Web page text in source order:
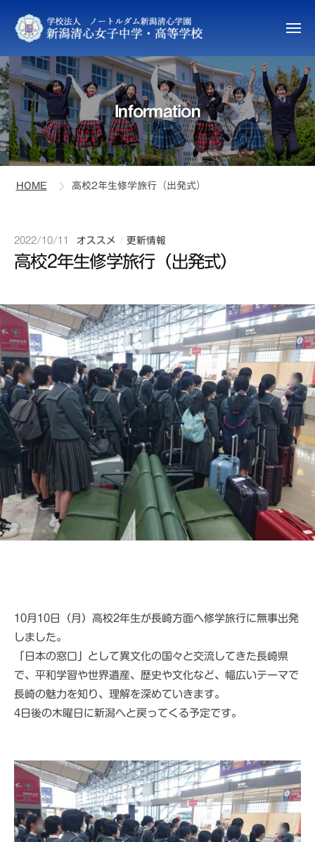
ン
ツ
へ
ス
キ
ッ
新
潟
清
心
女
子
学
等
学
メ
ュ
ー
Information
HOME 高校2年生修学旅行（出発式）
2022/10/11
y
s
A
d
m
n
オススメ / 更新情報
高校2年生修学旅行（出発式）
10月10日（月）高校2年生が長崎方面へ修学旅行に無事出発
しました。
「日本の窓口」として異文化の国々と交流してきた長崎県
で、平和学習や世界遺産、歴史や文化など、幅広いテーマで
長崎の魅力を知り、理解を深めていきます。
4日後の木曜日に新潟へと戻ってくる予定です。
潟
清
女
子
中
学
・
高
等
学